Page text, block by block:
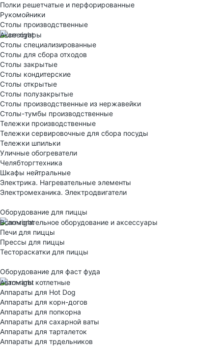
Полки решетчатые и перфорированные
Рукомойники
Столы производственные
Аксессуары
Столы специализированные
Столы для сбора отходов
Столы закрытые
Столы кондитерские
Столы открытые
Столы полузакрытые
Столы производственные из нержавейки
Столы-тумбы производственные
Тележки производственные
Тележки сервировочные для сбора посуды
Тележки шпильки
Уличные обогреватели
Челябторгтехника
Шкафы нейтральные
Электрика. Нагревательные элементы
Электромеханика. Электродвигатели
Оборудование для пиццы
Вспомогательное оборудование и аксессуары
Печи для пиццы
Прессы для пиццы
Тестораскатки для пиццы
Оборудование для фаст фуда
Автоматы котлетные
Аппараты для Hot Dog
Аппараты для корн-догов
Аппараты для попкорна
Аппараты для сахарной ваты
Аппараты для тарталеток
Аппараты для трдельников